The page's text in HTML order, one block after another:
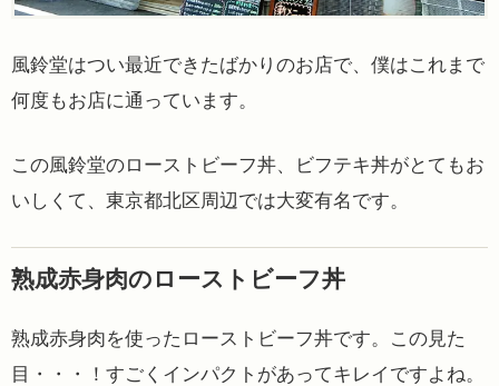
風鈴堂はつい最近できたばかりのお店で、僕はこれまで
何度もお店に通っています。
この風鈴堂のローストビーフ丼、ビフテキ丼がとてもお
いしくて、東京都北区周辺では大変有名です。
熟成赤身肉のローストビーフ丼
熟成赤身肉を使ったローストビーフ丼です。この見た
目・・・！すごくインパクトがあってキレイですよね。